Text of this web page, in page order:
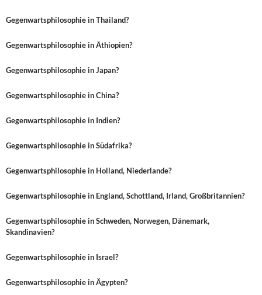
Gegenwartsphilosophie in Thailand?
Gegenwartsphilosophie in Äthiopien?
Gegenwartsphilosophie in Japan?
Gegenwartsphilosophie in China?
Gegenwartsphilosophie in Indien?
Gegenwartsphilosophie in Südafrika?
Gegenwartsphilosophie in Holland, Niederlande?
Gegenwartsphilosophie in England, Schottland, Irland, Großbritannien?
Gegenwartsphilosophie in Schweden, Norwegen, Dänemark,
Skandinavien?
Gegenwartsphilosophie in Israel?
Gegenwartsphilosophie in Ägypten?